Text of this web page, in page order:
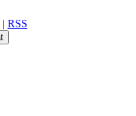
| RSS